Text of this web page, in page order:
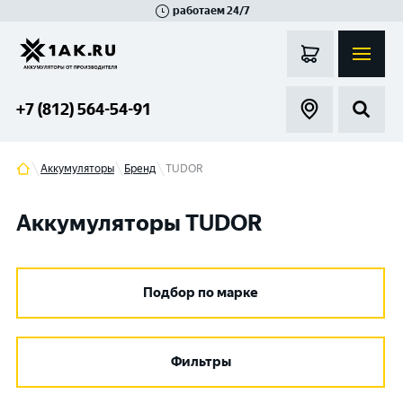
работаем 24/7
+7 (812) 564-54-91
Аккумуляторы Бренд TUDOR
Аккумуляторы TUDOR
Подбор по марке
Фильтры
Гатчина